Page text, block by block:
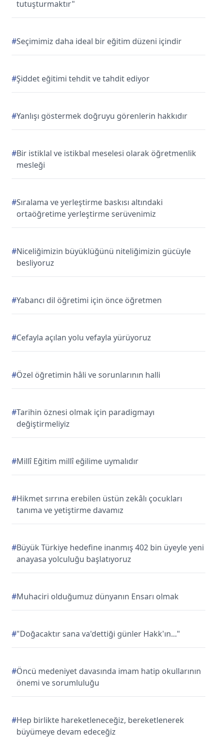
tutuşturmaktır"
#Seçimimiz daha ideal bir eğitim düzeni içindir
#Şiddet eğitimi tehdit ve tahdit ediyor
#Yanlışı göstermek doğruyu görenlerin hakkıdır
#Bir istiklal ve istikbal meselesi olarak öğretmenlik
mesleği
#Sıralama ve yerleştirme baskısı altındaki
ortaöğretime yerleştirme serüvenimiz
#Niceliğimizin büyüklüğünü niteliğimizin gücüyle
besliyoruz
#Yabancı dil öğretimi için önce öğretmen
#Cefayla açılan yolu vefayla yürüyoruz
#Özel öğretimin hâli ve sorunlarının halli
#Tarihin öznesi olmak için paradigmayı
değiştirmeliyiz
#Millî Eğitim millî eğilime uymalıdır
#Hikmet sırrına erebilen üstün zekâlı çocukları
tanıma ve yetiştirme davamız
#Büyük Türkiye hedefine inanmış 402 bin üyeyle yeni
anayasa yolculuğu başlatıyoruz
#Muhaciri olduğumuz dünyanın Ensarı olmak
#"Doğacaktır sana va'dettiği günler Hakk'ın..."
#Öncü medeniyet davasında imam hatip okullarının
önemi ve sorumluluğu
#Hep birlikte hareketleneceğiz, bereketlenerek
büyümeye devam edeceğiz